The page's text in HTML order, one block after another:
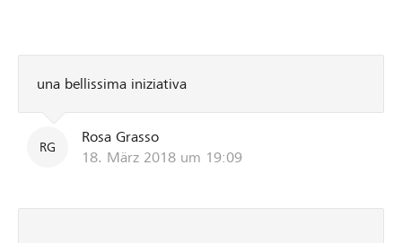
una bellissima iniziativa
RG
Rosa Grasso
18. März 2018 um 19:09